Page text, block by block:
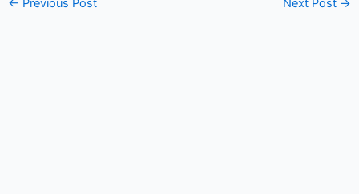
← Previous Post Next Post →